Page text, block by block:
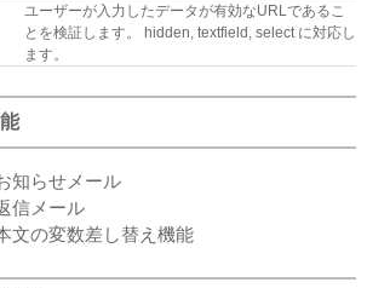
ユーザーが入力したデータが有効なURLであるこ
とを検証します。 hidden, textfield, select に対応し
ます。
知らせメール
信メール
文の変数差し替え機能